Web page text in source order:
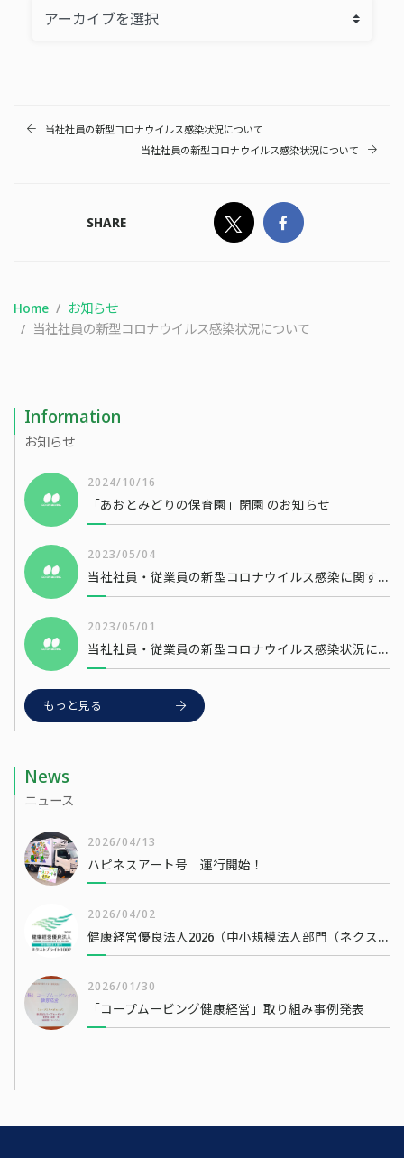
当社社員の新型コロナウイルス感染状況について
当社社員の新型コロナウイルス感染状況について
SHARE
Home
お知らせ
当社社員の新型コロナウイルス感染状況について
Information
お知らせ
2024/10/16
「あおとみどりの保育園」閉園 のお知らせ
2023/05/04
当社社員・従業員の新型コロナウイルス感染に関するお知らせ
2023/05/01
当社社員・従業員の新型コロナウイルス感染状況について
もっと見る
News
ニュース
2026/04/13
ハピネスアート号 運行開始！
2026/04/02
健康経営優良法人2026（中小規模法人部門（ネクストブライト1000））
2026/01/30
「コープムービング健康経営」取り組み事例発表